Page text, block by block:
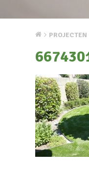
PROJECTEN